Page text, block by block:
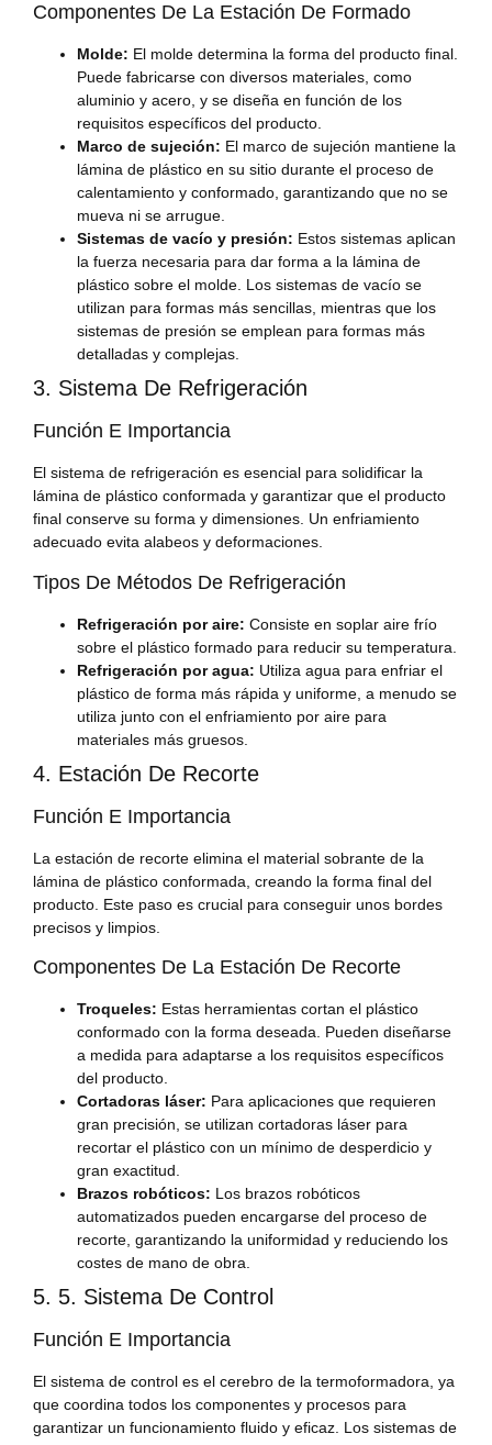
Componentes De La Estación De Formado
Molde: El molde determina la forma del producto final.
Puede fabricarse con diversos materiales, como
aluminio y acero, y se diseña en función de los
requisitos específicos del producto.
Marco de sujeción: El marco de sujeción mantiene la
lámina de plástico en su sitio durante el proceso de
calentamiento y conformado, garantizando que no se
mueva ni se arrugue.
Sistemas de vacío y presión: Estos sistemas aplican
la fuerza necesaria para dar forma a la lámina de
plástico sobre el molde. Los sistemas de vacío se
utilizan para formas más sencillas, mientras que los
sistemas de presión se emplean para formas más
detalladas y complejas.
3. Sistema De Refrigeración
Función E Importancia
El sistema de refrigeración es esencial para solidificar la
lámina de plástico conformada y garantizar que el producto
final conserve su forma y dimensiones. Un enfriamiento
adecuado evita alabeos y deformaciones.
Tipos De Métodos De Refrigeración
Refrigeración por aire: Consiste en soplar aire frío
sobre el plástico formado para reducir su temperatura.
Refrigeración por agua: Utiliza agua para enfriar el
plástico de forma más rápida y uniforme, a menudo se
utiliza junto con el enfriamiento por aire para
materiales más gruesos.
4. Estación De Recorte
Función E Importancia
La estación de recorte elimina el material sobrante de la
lámina de plástico conformada, creando la forma final del
producto. Este paso es crucial para conseguir unos bordes
precisos y limpios.
Componentes De La Estación De Recorte
Troqueles: Estas herramientas cortan el plástico
conformado con la forma deseada. Pueden diseñarse
a medida para adaptarse a los requisitos específicos
del producto.
Cortadoras láser: Para aplicaciones que requieren
gran precisión, se utilizan cortadoras láser para
recortar el plástico con un mínimo de desperdicio y
gran exactitud.
Brazos robóticos: Los brazos robóticos
automatizados pueden encargarse del proceso de
recorte, garantizando la uniformidad y reduciendo los
costes de mano de obra.
5. 5. Sistema De Control
Función E Importancia
El sistema de control es el cerebro de la termoformadora, ya
que coordina todos los componentes y procesos para
garantizar un funcionamiento fluido y eficaz. Los sistemas de